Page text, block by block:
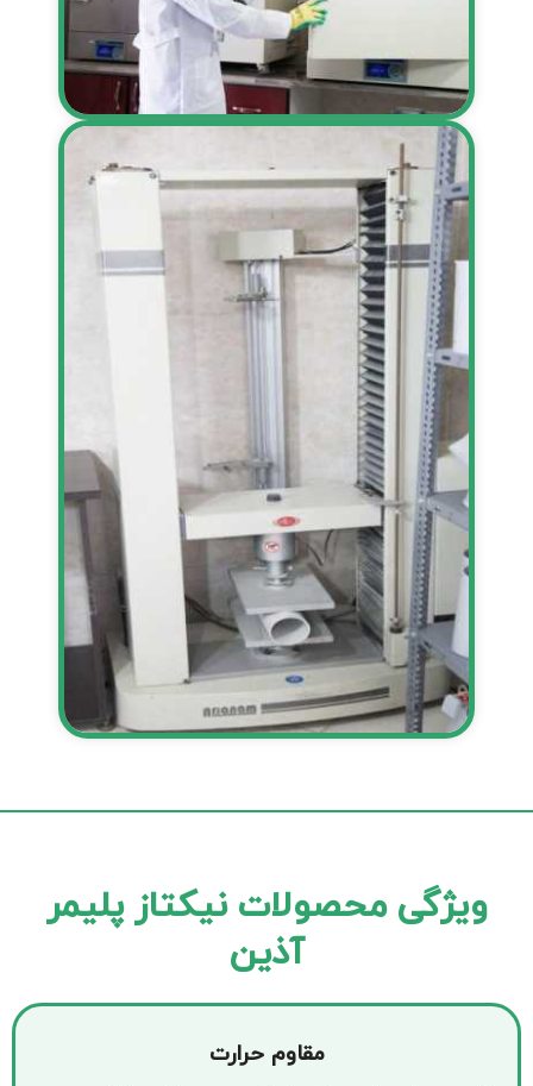
ویژگی محصولات نیکتاز پلیمر
آذین
مقاوم حرارت